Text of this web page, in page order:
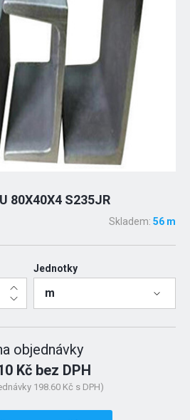
80X40X4 S235JR
Skladem: 56 m
Jednotky
m
objednávky
Kč bez DPH
198.60 Kč s DPH)